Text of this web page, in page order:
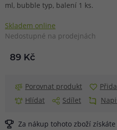
ml, bubble typ, balení 1 ks.
Skladem online
Nedostupné na prodejnách
89 Kč
Porovnat produkt
Hlídat
Sdílet
Za nákup tohoto zboží získáte